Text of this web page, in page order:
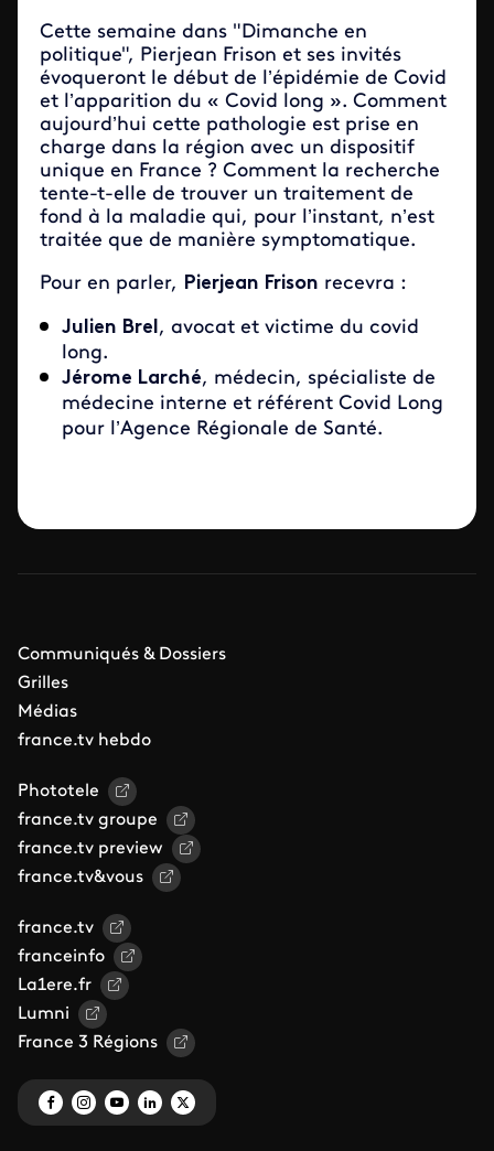
Cette semaine dans "Dimanche en
politique", Pierjean Frison et ses invités
évoqueront le début de l’épidémie de Covid
et l’apparition du « Covid long ». Comment
aujourd’hui cette pathologie est prise en
charge dans la région avec un dispositif
unique en France ? Comment la recherche
tente-t-elle de trouver un traitement de
fond à la maladie qui, pour l’instant, n’est
traitée que de manière symptomatique.
Pour en parler, Pierjean Frison recevra :
Julien Brel, avocat et victime du covid
long.
Jérome Larché, médecin, spécialiste de
médecine interne et référent Covid Long
pour l’Agence Régionale de Santé.
Communiqués & Dossiers
Grilles
Médias
france.tv hebdo
Phototele
france.tv groupe
france.tv preview
france.tv&vous
france.tv
franceinfo
La1ere.fr
Lumni
France 3 Régions